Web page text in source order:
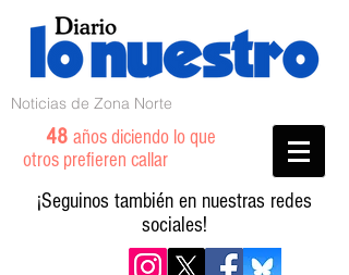
Noticias de Zona Norte
48 años diciendo lo que
otros prefieren callar
¡Seguinos también en nuestras redes
sociales!